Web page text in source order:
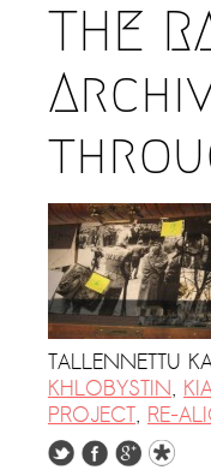
THE
TALLENNETTU
KHLOBYSTIN,
PROJECT, RE-